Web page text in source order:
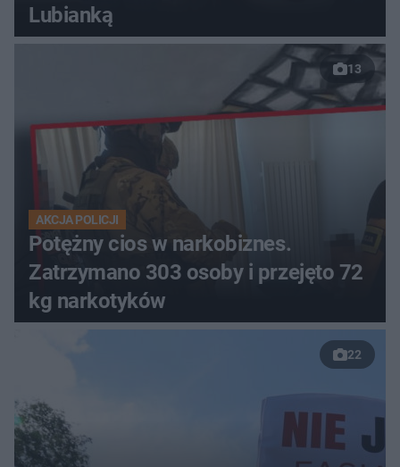
Lubianką
13
AKCJA POLICJI
Potężny cios w narkobiznes.
Zatrzymano 303 osoby i przejęto 72
kg narkotyków
22